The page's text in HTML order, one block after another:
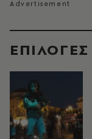
EΠΙΛΟΓΈΣ